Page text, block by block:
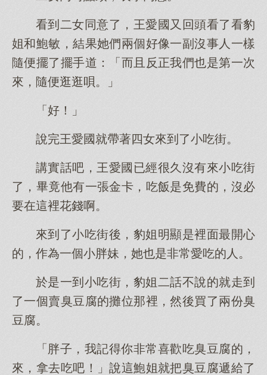
看到二女同意了，王愛國又回頭看了看豹
姐和鮑敏，結果她們兩個好像一副沒事人一樣
隨便擺了擺手道：「而且反正我們也是第一次
來，隨便逛逛唄。」
「好！」
說完王愛國就帶著四女來到了小吃街。
講實話吧，王愛國已經很久沒有來小吃街
了，畢竟他有一張金卡，吃飯是免費的，沒必
要在這裡花錢啊。
來到了小吃街後，豹姐明顯是裡面最開心
的，作為一個小胖妹，她也是非常愛吃的人。
於是一到小吃街，豹姐二話不說的就走到
了一個賣臭豆腐的攤位那裡，然後買了兩份臭
豆腐。
「胖子，我記得你非常喜歡吃臭豆腐的，
來，拿去吃吧！」說這鮑姐就把臭豆腐遞給了